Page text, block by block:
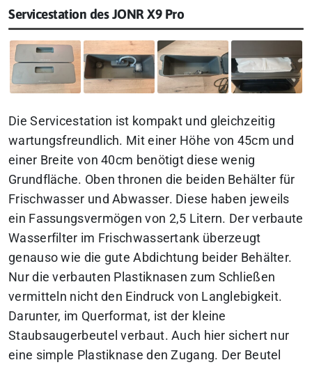
Servicestation des JONR X9 Pro
Die Servicestation ist kompakt und gleichzeitig
wartungsfreundlich. Mit einer Höhe von 45cm und
einer Breite von 40cm benötigt diese wenig
Grundfläche. Oben thronen die beiden Behälter für
Frischwasser und Abwasser. Diese haben jeweils
ein Fassungsvermögen von 2,5 Litern. Der verbaute
Wasserfilter im Frischwassertank überzeugt
genauso wie die gute Abdichtung beider Behälter.
Nur die verbauten Plastiknasen zum Schließen
vermitteln nicht den Eindruck von Langlebigkeit.
Darunter, im Querformat, ist der kleine
Staubsaugerbeutel verbaut. Auch hier sichert nur
eine simple Plastiknase den Zugang. Der Beutel